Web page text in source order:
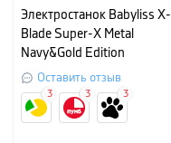
Электростанок Babyliss X-
Blade Super-X Metal
Navy&Gold Edition
Оставить отзыв
3 3 3